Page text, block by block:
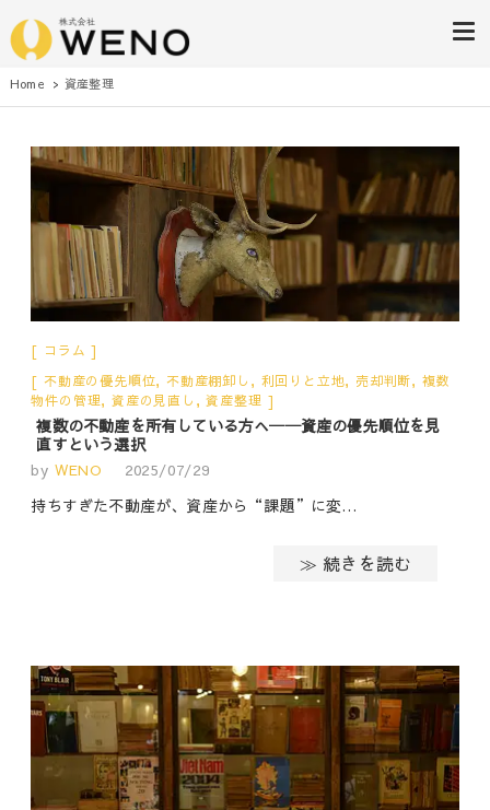
株式会社WENO
Home 資産整理
コラム
不動産の優先順位,不動産棚卸し , 利回りと立地, 売却判断, 複数
物件の管理,資産の見直し ,資産整理
複数の不動産を所有している方へ──資産の優先順位を見
直すという選択
by WENO 2025/07/29
持ちすぎた不動産が、資産から“課題”に変…
≫ 続きを読む